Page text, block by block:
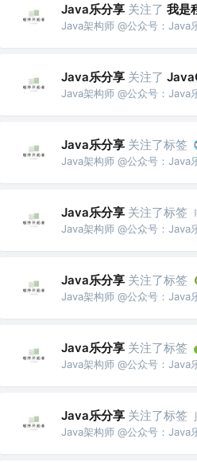
Java乐分享 关注了 我是
Java架构师 @公众号：Java
Java乐分享 关注了
Java架构师 @公众号：Java
Java乐分享 关注了标签
Java架构师 @公众号：Java
Java乐分享 关注了标签
Java架构师 @公众号：Java
Java乐分享 关注了标签
Java架构师 @公众号：Java
Java乐分享 关注了标签
Java架构师 @公众号：Java
Java乐分享 关注了标签
Java架构师 @公众号：Java